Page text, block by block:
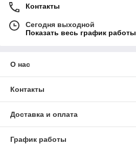
Контакты
Сегодня выходной
Показать весь график работы
О нас
Контакты
Доставка и оплата
График работы